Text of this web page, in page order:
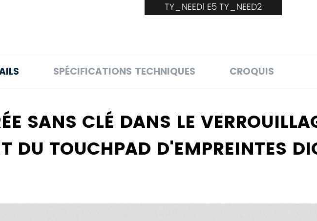
TY_NEED1 E5 TY_NEED2
SPÉCIFICATIONS TECHNIQUES CROQUIS
SANS CLÉ DANS LE
DU TOUCHPAD D'EMPREINTES